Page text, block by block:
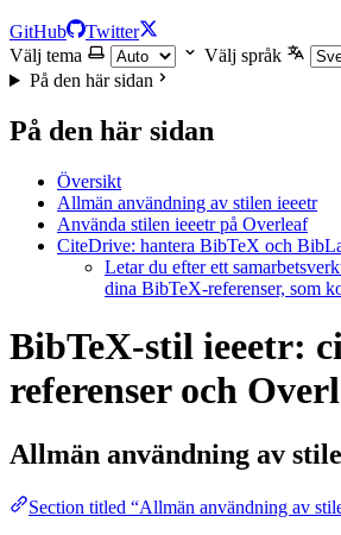
GitHub
Twitter
Välj tema
Välj språk
På den här sidan
På den här sidan
Översikt
Allmän användning av stilen ieeetr
Använda stilen ieeetr på Overleaf
CiteDrive: hantera BibTeX och
Letar du efter ett
dina BibTeX-referenser, som
BibTeX-stil ieeetr:
referenser och
Allmän användning av
Section titled “Allmän användning av